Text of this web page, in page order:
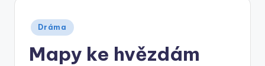
Posted
in
Dráma
Mapy ke hvězdám